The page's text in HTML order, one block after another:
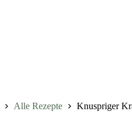
Alle Rezepte Knuspriger